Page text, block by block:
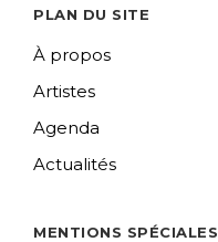
PLAN DU SITE
À propos
Artistes
Agenda
Actualités
MENTIONS SPÉCIALES